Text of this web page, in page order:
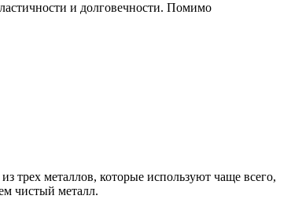
и долговечности. Помимо
трех металлов, которые используют чаще всего,
чистый металл.